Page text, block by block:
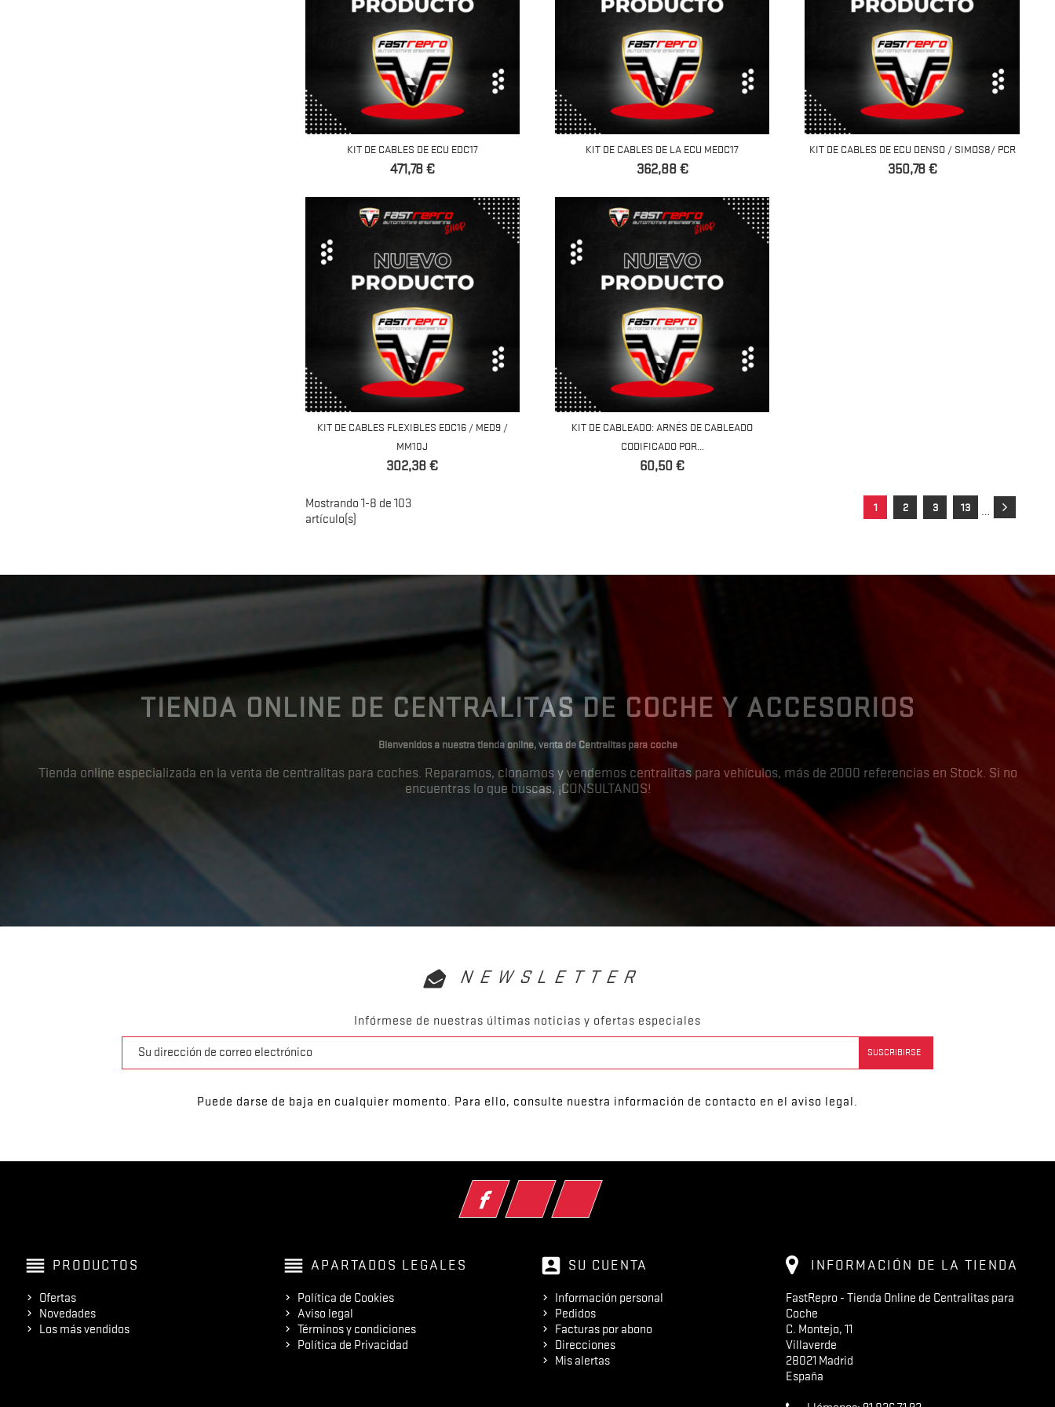
KIT DE CABLES DE ECU EDC17
Precio
471,78 €
KIT DE CABLES DE LA ECU MEDC17
Precio
362,88 €
KIT DE CABLES DE ECU DENSO / SIMOS8/ PCR
Precio
350,78 €
KIT DE CABLES FLEXIBLES EDC16 / MED9 /
MM10J
Precio
302,38 €
KIT DE CABLEADO: ARNÉS DE CABLEADO
CODIFICADO POR...
Precio
60,50 €
Mostrando 1-8 de 103
artículo(s)
1 2 3 …
13
TIENDA ONLINE DE CENTRALITAS DE COCHE Y ACCESORIOS
Bienvenidos a nuestra tienda online, venta de Centralitas para coche
Tienda online especializada en la venta de centralitas para coches. Reparamos, clonamos y vendemos centralitas para vehículos, más de 2000 referencias en Stock. Si no
encuentras lo que buscas, ¡CONSULTANOS!
NEWSLETTER
Infórmese de nuestras últimas noticias y ofertas especiales
Puede darse de baja en cualquier momento. Para ello, consulte nuestra información de contacto en el aviso legal.
FacebookYouTube Instagram
reorder PRODUCTOS
Ofertas
Novedades
Los más vendidos
reorder APARTADOS LEGALES
Política de Cookies
Aviso legal
Términos y condiciones
Política de Privacidad
account_box SU CUENTA
Información personal
Pedidos
Facturas por abono
Direcciones
Mis alertas
INFORMACIÓN DE LA TIENDA
FastRepro - Tienda Online de Centralitas para
Coche
C. Montejo, 11
Villaverde
28021 Madrid
España